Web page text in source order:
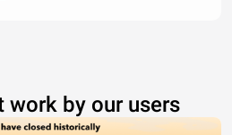
work by our users